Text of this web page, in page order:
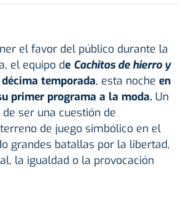
el favor del público durante la
el equipo de Cachitos de hierro y
temporada, esta noche en
primer programa a la moda. Un
ser una cuestión de
de juego simbólico en el
grandes batallas por la libertad,
la igualdad o la provocación